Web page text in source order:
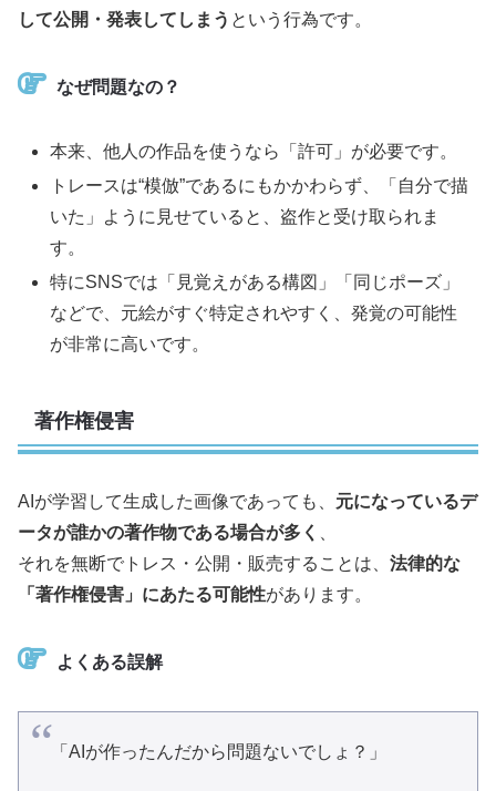
して公開・発表してしまう という行為です。
なぜ問題なの？
本来、他人の作品を使うなら「許可」が必要です。
トレースは“模倣”であるにもかかわらず、「自分で描
いた」ように見せていると、盗作と受け取られま
す。
特にSNSでは「見覚えがある構図」「同じポーズ」
などで、元絵がすぐ特定されやすく、発覚の可能性
が非常に高いです。
著作権侵害
AIが学習して生成した画像であっても、 元になっているデ
ータが誰かの著作物である場合が多く
それを無断でトレス・公開・販売することは、 法律的な
「著作権侵害」にあたる可能性があります。
よくある誤解
「AIが作ったんだから問題ないでしょ？」